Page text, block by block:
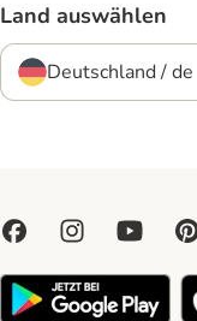
Land auswählen
Deutschland / de